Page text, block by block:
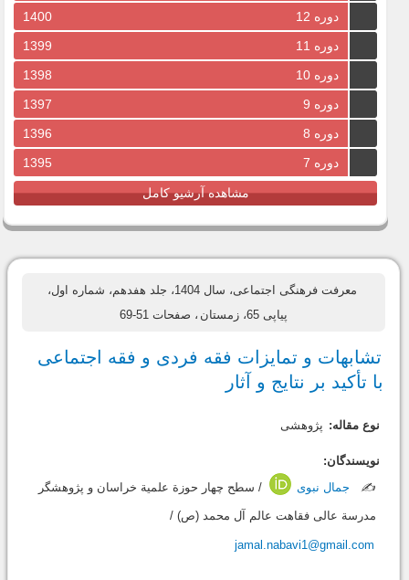
دوره 12
1400
دوره 11
1399
دوره 10
1398
دوره 9
1397
دوره 8
1396
دوره 7
1395
مشاهده آرشیو کامل
معرفت فرهنگی اجتماعی، سال 1404، جلد هفدهم، شماره اول،
پیاپی 65، زمستان
، صفحات 51-69
تشابهات و تمایزات فقه فردی و فقه اجتماعی
با تأکید بر نتایج و آثار
نوع مقاله: پژوهشی
نویسندگان:
✍️
جمال نبوی / سطح چهار حوزة علمیة خراسان و پژوهشگر
مدرسة عالی فقاهت عالم آل محمد (ص) /
jamal.nabavi1@gmail.com